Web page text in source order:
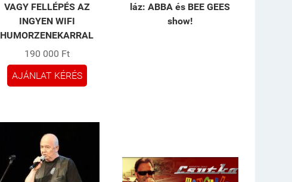
VAGY FELLÉPÉS AZ
INGYEN WIFI
HUMORZENEKARRAL
190 000 Ft
AJÁNLAT KÉRÉS
láz: ABBA és BEE GEES
show!